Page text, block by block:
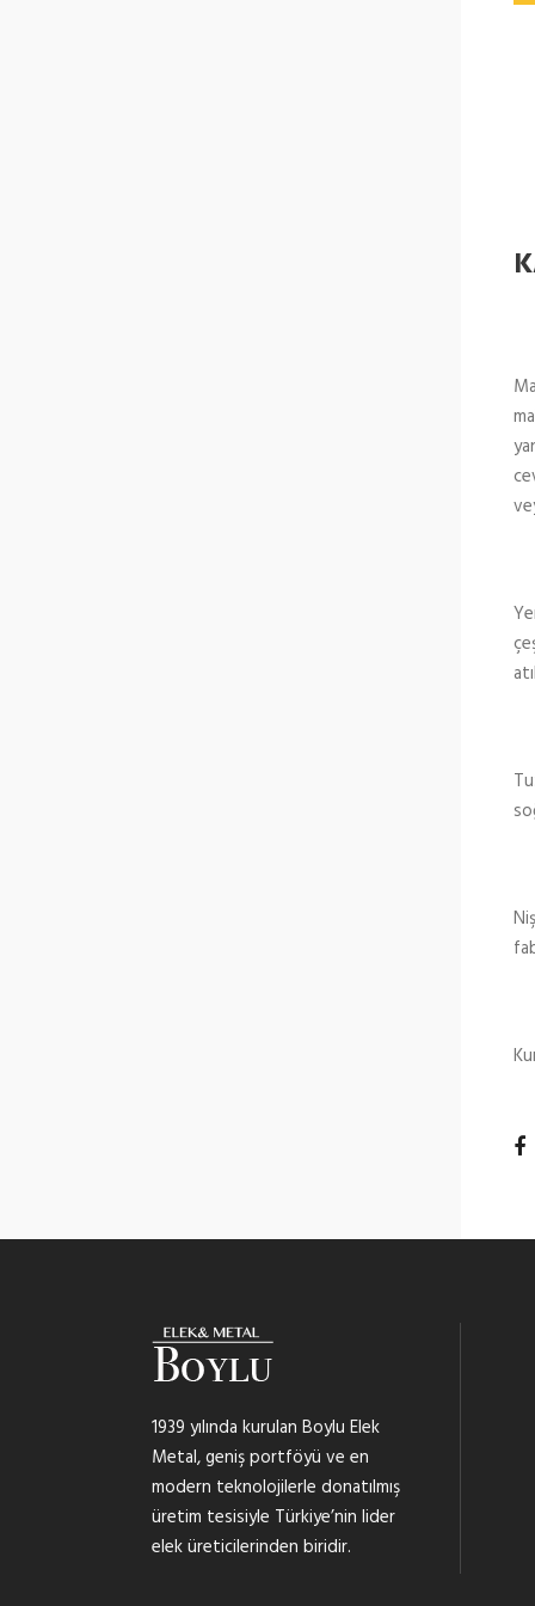
1939 yılında kurulan Boylu Elek
Metal, geniş portföyü ve en
modern teknolojilerle donatılmış
üretim tesisiyle Türkiye’nin lider
elek üreticilerinden biridir.